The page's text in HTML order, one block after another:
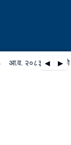
◀ ▶
आ.व. २०८३/०८४ को